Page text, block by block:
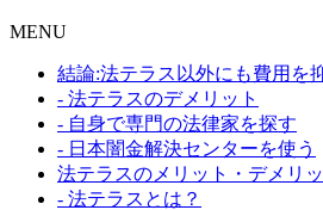
MENU
結論:法テラス以外にも費用を
- 法テラスのデメリット
- 自身で専門の法律家を探す
- 日本闇金解決センターを使う
法テラスのメリット・デメリ
- 法テラスとは？